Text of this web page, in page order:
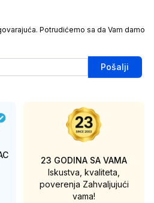
Potrudićemo sa da Vam damo
Pošalji
23 GODINA SA VAMA
Iskustva, kvaliteta,
poverenja Zahvaljujući
vama!